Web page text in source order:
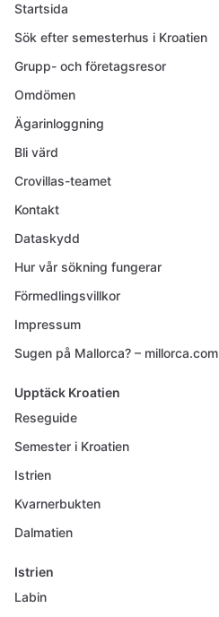
Startsida
Sök efter semesterhus i Kroatien
Grupp- och företagsresor
Omdömen
Ägarinloggning
Bli värd
Crovillas-teamet
Kontakt
Dataskydd
Hur vår sökning fungerar
Förmedlingsvillkor
Impressum
Sugen på Mallorca? – millorca.com
Upptäck Kroatien
Reseguide
Semester i Kroatien
Istrien
Kvarnerbukten
Dalmatien
Istrien
Labin